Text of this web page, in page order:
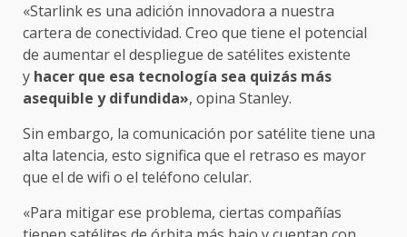
«Starlink es una adición innovadora a nuestra
cartera de conectividad. Creo que tiene el potencial
de aumentar el despliegue de satélites existente
y hacer que esa tecnología sea quizás más
asequible y difundida», opina Stanley.
Sin embargo, la comunicación por satélite tiene una
alta latencia, esto significa que el retraso es mayor
que el de wifi o el teléfono celular.
«Para mitigar ese problema, ciertas compañías